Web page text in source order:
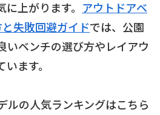
上がります。 アウトドアベ
失敗回避ガイドでは、公園
いベンチの選び方やレイアウ
ます。
ルの人気ランキングはこちら